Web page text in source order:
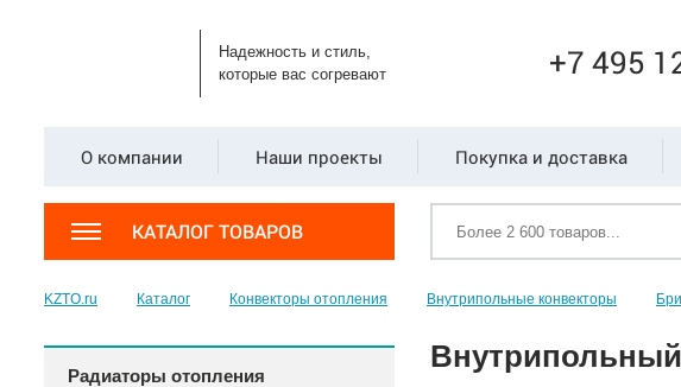
Надежность и стиль,
которые вас согревают
+7 495
О компании Наши проекты Покупка и доставка
КАТАЛОГ ТОВАРОВ
KZTO.ru Каталог Конвекторы отопления Внутрипольные конвекторы
Радиаторы отопления
Внутрипольный